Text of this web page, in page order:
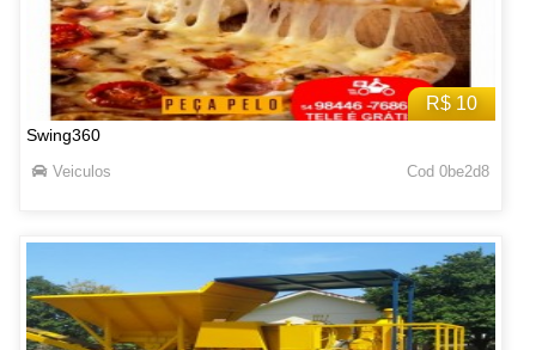
R$ 10
Swing360
Veiculos Cod 0be2d8